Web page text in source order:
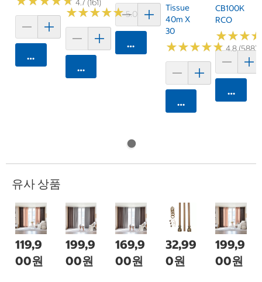
4.7 (161)
카트에 담기
★★★★★
★★★★★5.0 (6)
카트에 담기
카트에 담기
Tissue
40m X
30
★★★★★
★★★★★4.8 (588)
카트에 담기
CB100K
RCO
★★★
★★★
카트에
유사 상품
119,9
00원
199,9
00원
169,9
00원
32,99
0원
199,9
00원